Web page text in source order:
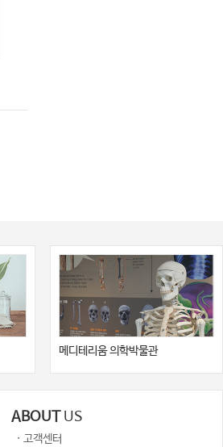
메디테리움 의학박물관
ABOUT US
· 고객센터